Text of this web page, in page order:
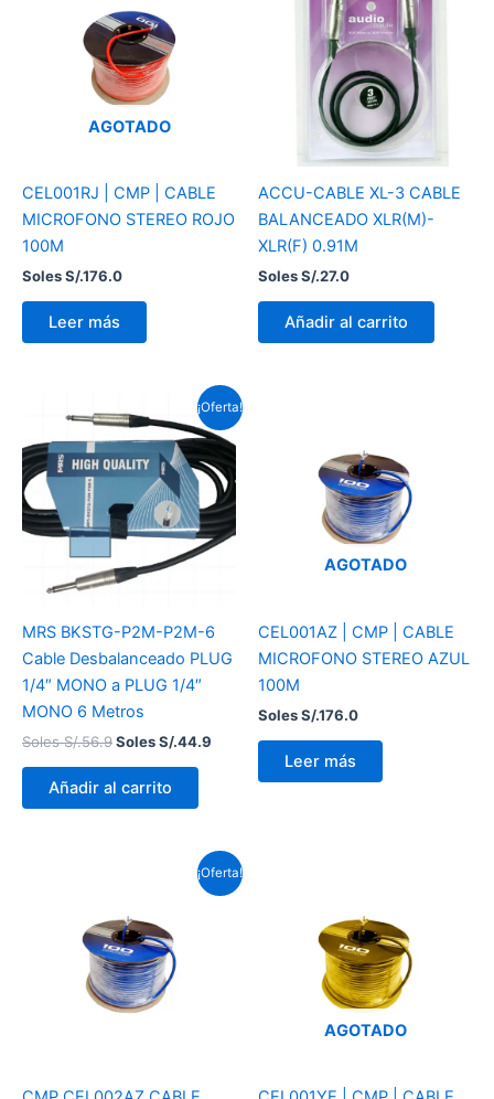
AGOTADO
CEL001RJ | CMP | CABLE
MICROFONO STEREO ROJO
100M
Soles S/.176.0
Leer más
ACCU-CABLE XL-3 CABLE
BALANCEADO XLR(M)-
XLR(F) 0.91M
Soles S/.27.0
Añadir al carrito
¡Oferta!
MRS BKSTG-P2M-P2M-6
Cable Desbalanceado PLUG
1/4″ MONO a PLUG 1/4″
MONO 6 Metros
Soles S/.56.9
precio
original
era:
Soles
S/.56.9.
Soles S/.44.9
El
precio
actual
Soles
S/.44.9.
Añadir al carrito
AGOTADO
CEL001AZ | CMP | CABLE
MICROFONO STEREO AZUL
100M
Soles S/.176.0
Leer más
¡Oferta!
era:
Soles
S/.414.0.
El
precio
actual
AGOTADO